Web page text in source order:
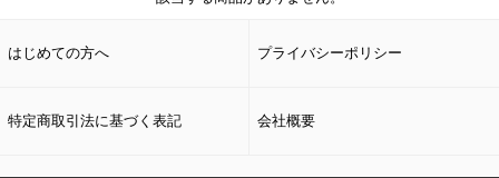
はじめての方へ プライバシーポリシー
特定商取引法に基づく表記 会社概要